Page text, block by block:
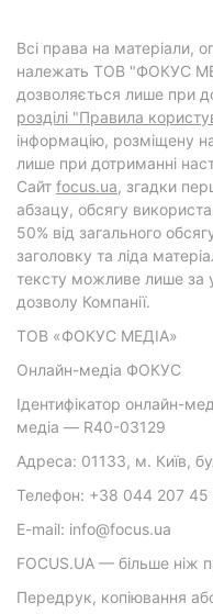
Всі права на матеріали,
належать ТОВ "ФОКУС
дозволяється лише при
розділі "Правила
інформацію, розміщену
лише при дотриманні
Cайт focus.ua, згадки
абзацу, обсягу
50% від загального
заголовку та ліда
тексту можливе лише за
дозволу Компанії.
ТОВ «ФОКУС МЕДІА»
Онлайн-медіа ФОКУС
Ідентифікатор онлайн-
медіа — R40-03129
Адреса: 01133, м. Київ,
Телефон: +38 044 207 45
E-mail: info@focus.ua
FOCUS.UA — більше ніж
Передрук, копіювання